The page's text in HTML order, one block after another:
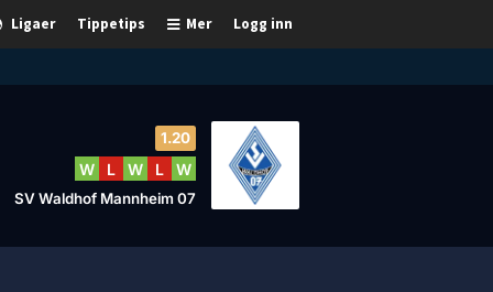
Logg inn
Mer
Tippetips
Ligaer
1.20
W L W L W
SV Waldhof Mannheim 07